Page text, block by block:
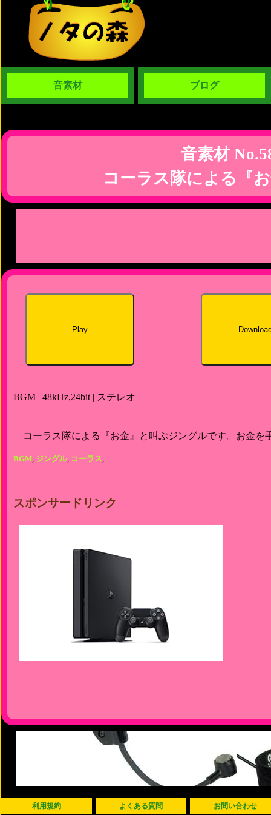
音素材 ブログ
音素材
コーラス隊による『
Play
BGM | 48kHz,24bit | ステレオ |
コーラス隊による『お金』と叫ぶジングルです。お金を
BGM, ジングル, コーラス,
スポンサードリンク
利用規約 よくある質問 お問い合わせ